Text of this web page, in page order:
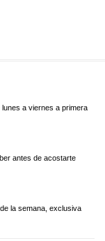
a viernes a primera
antes de acostarte
la semana, exclusiva